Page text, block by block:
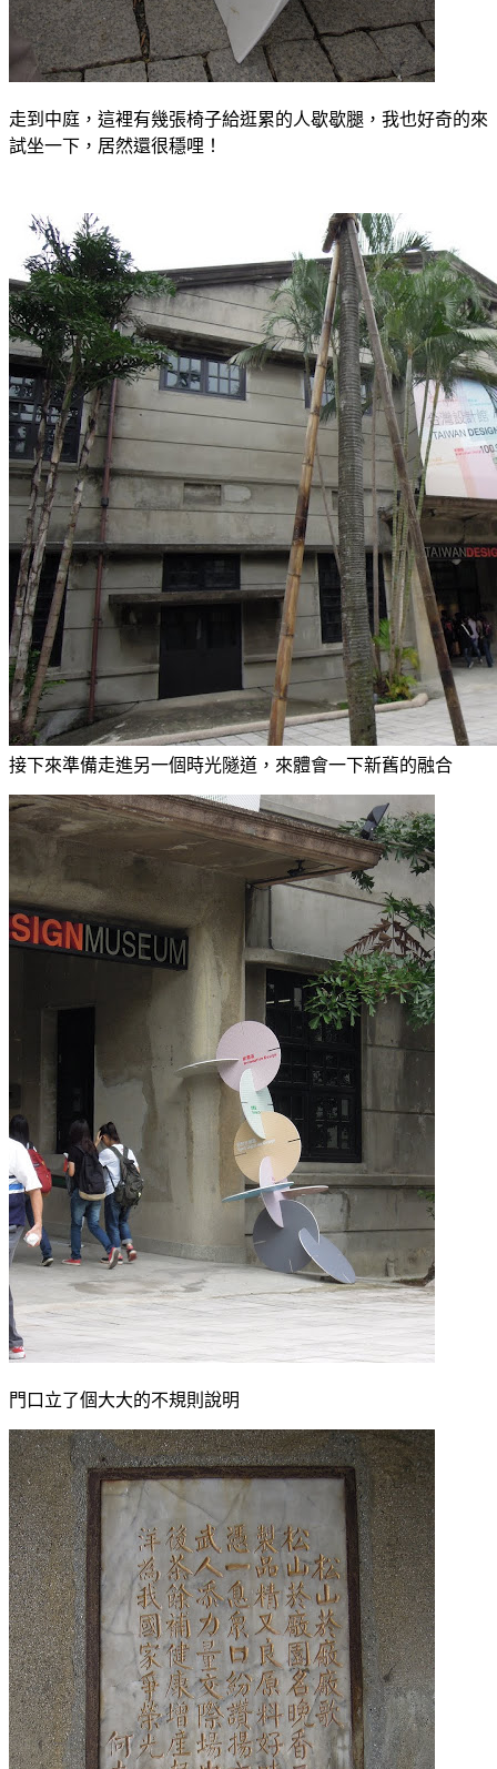
走到中庭，這裡有幾張椅子給逛累的人歇歇腿，我也好奇的來
試坐一下，居然還很穩哩！
接下來準備走進另一個時光隧道，來體會一下新舊的融合
門口立了個大大的不規則說明